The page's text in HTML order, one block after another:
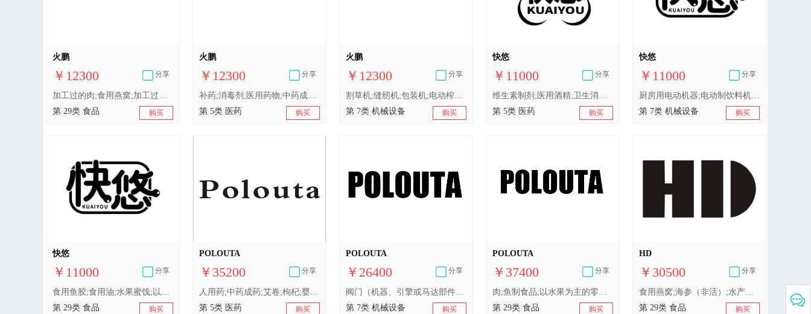
火鹏
￥12300 分享
加工过的肉;食用燕窝;加工过的海鲜;水果罐头;以水果为主的零食小吃;腌制蔬菜;蛋;牛奶饮料（以牛奶为主）;食用油;加工过的坚果
第 29类 食品
购买
火鹏
￥12300 分享
补药;消毒剂;医用药物;中药成药;抗菌洗手液;婴儿奶粉;空气净化制剂;杀虫剂;婴儿尿布;卫生巾
第 5类 医药
购买
火鹏
￥12300 分享
割草机;缝纫机;包装机;电动榨汁机;电动榨汁机;电动榨汁机;千斤顶（机器）;非手动的手持工具;钻头（机器部件）;泵（机器）;垃圾处理装置;3D打印机
第 7类 机械设备
购买
快悠
￥11000 分享
维生素制剂;医用酒精;卫生消毒剂;医用诊断试剂;婴儿奶粉;医用营养品;净化剂;婴儿尿布;消毒纸巾;医用眼罩
第 5类 医药
购买
快悠
￥11000 分享
厨房用电动机器;电动制饮料机;工业机器人;制食品用电动机械;电动清洁机械和设备;洗衣机;家用电动水果榨汁机;包装机;洗碗机;非手动磨咖啡机
第 7类 机械设备
购买
快悠
￥11000 分享
食用鱼胶;食用油;水果蜜饯;以果蔬为主的零食小吃;以果蔬为主的零食小吃;腌制蔬菜;肉;加工过的坚果;酸奶;干食用菌;豆腐制品
第 29类 食品
购买
POLOUTA
￥35200 分享
人用药;中药成药;艾卷;枸杞;婴儿食品;婴儿奶粉;净化剂;卫生巾;婴儿尿布;消毒纸巾
第 5类 医药
购买
POLOUTA
￥26400 分享
阀门（机器、引擎或马达部件）;轴承（机器部件）;真空吸尘器;电控拉窗帘装置;电动榨果汁机;缝纫机;厨房用电动机器;洗衣机;千斤顶（机器）;空气滤清器（引擎部件）
第 7类 机械设备
购买
POLOUTA
￥37400 分享
肉;鱼制食品;以水果为主的零食小吃;腌制蔬菜;干食用菌;水产罐头;蛋;奶茶（以奶为主）;加工过的坚果;食用油
第 29类 食品
购买
HD
￥30500 分享
食用燕窝;海参（非活）;水产罐头;以果蔬为主的零食小吃;以果蔬为主的零食小吃;酱菜;蛋;奶粉;酸奶;食用油;加工过的坚果;干食用菌;豆腐制品
第 29类 食品
购买